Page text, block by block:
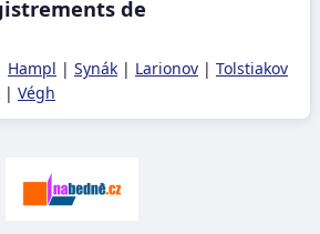
de
Hampl | Synák | Larionov | Tolstiakov
| Végh